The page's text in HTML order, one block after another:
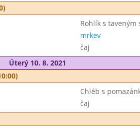
Rohlík s taveným
mrkev
čaj
Úterý 10. 8. 2021
Chléb s
čaj